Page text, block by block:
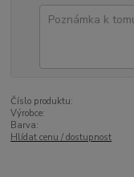
Číslo produktu:
Výrobce:
Barva:
Hlídat cenu / dostupnost